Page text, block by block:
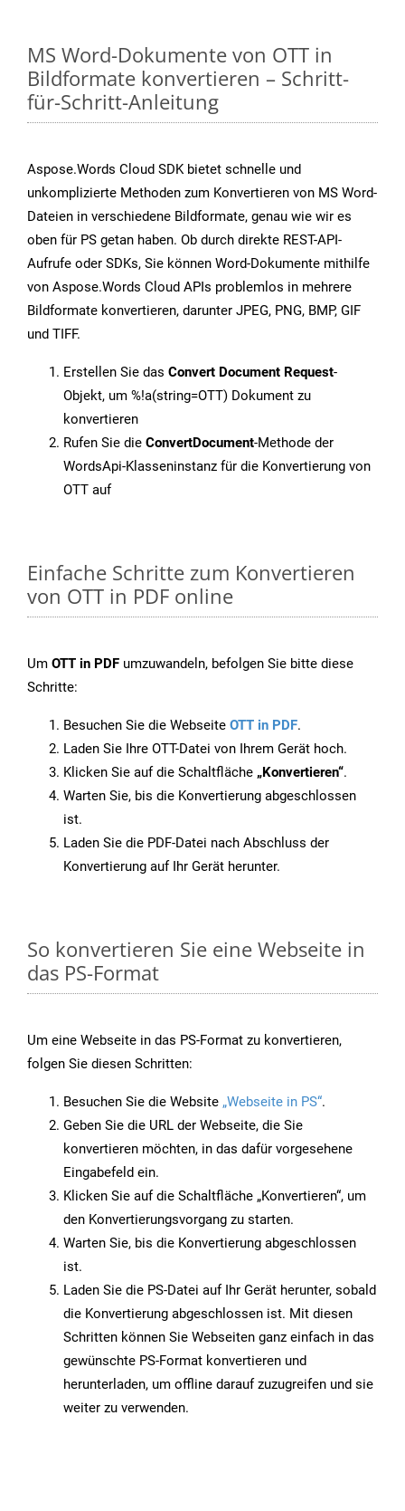
MS Word-Dokumente von OTT in
Bildformate konvertieren – Schritt-
für-Schritt-Anleitung
Aspose.Words Cloud SDK bietet schnelle und
unkomplizierte Methoden zum Konvertieren von MS Word-
Dateien in verschiedene Bildformate, genau wie wir es
oben für PS getan haben. Ob durch direkte REST-API-
Aufrufe oder SDKs, Sie können Word-Dokumente mithilfe
von Aspose.Words Cloud APIs problemlos in mehrere
Bildformate konvertieren, darunter JPEG, PNG, BMP, GIF
und TIFF.
Erstellen Sie das Convert Document Request-
Objekt, um %!a(string=OTT) Dokument zu
konvertieren
Rufen Sie die ConvertDocument-Methode der
WordsApi-Klasseninstanz für die Konvertierung von
OTT auf
Einfache Schritte zum Konvertieren
von OTT in PDF online
Um OTT in PDF umzuwandeln, befolgen Sie bitte diese
Schritte:
Besuchen Sie die Webseite OTT in PDF.
Laden Sie Ihre OTT-Datei von Ihrem Gerät hoch.
Klicken Sie auf die Schaltfläche „Konvertieren“.
Warten Sie, bis die Konvertierung abgeschlossen
ist.
Laden Sie die PDF-Datei nach Abschluss der
Konvertierung auf Ihr Gerät herunter.
So konvertieren Sie eine Webseite in
das PS-Format
Um eine Webseite in das PS-Format zu konvertieren,
folgen Sie diesen Schritten:
Besuchen Sie die Website „Webseite in PS“.
Geben Sie die URL der Webseite, die Sie
konvertieren möchten, in das dafür vorgesehene
Eingabefeld ein.
Klicken Sie auf die Schaltfläche „Konvertieren“, um
den Konvertierungsvorgang zu starten.
Warten Sie, bis die Konvertierung abgeschlossen
ist.
Laden Sie die PS-Datei auf Ihr Gerät herunter, sobald
die Konvertierung abgeschlossen ist. Mit diesen
Schritten können Sie Webseiten ganz einfach in das
gewünschte PS-Format konvertieren und
herunterladen, um offline darauf zuzugreifen und sie
weiter zu verwenden.